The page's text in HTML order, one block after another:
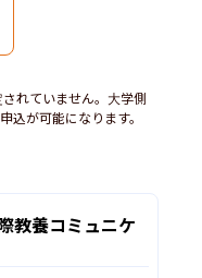
れていません。大学側
込が可能になります。
教養コミュニケ